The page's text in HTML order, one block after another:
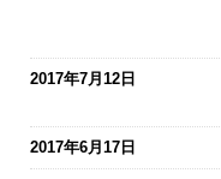
2017年7月12日
2017年6月17日